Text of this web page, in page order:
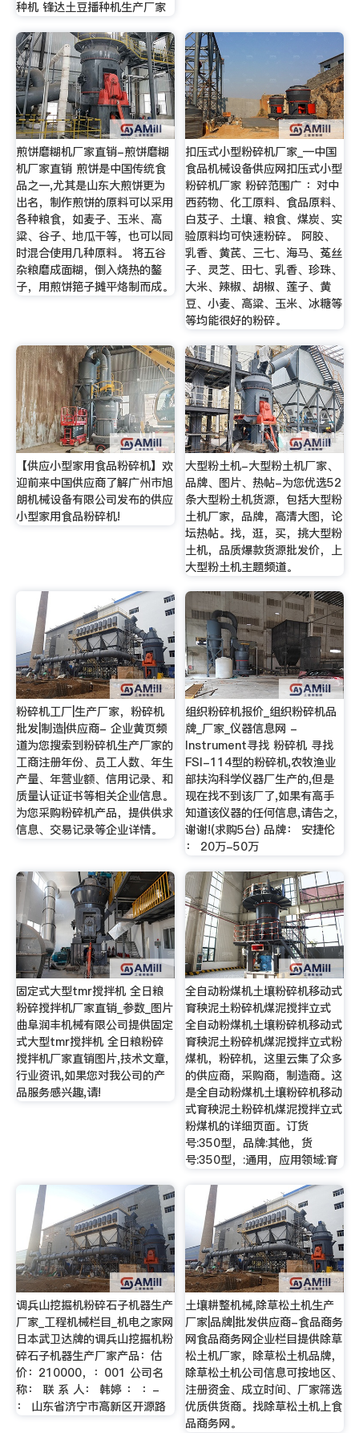
种机 锋达土豆播种机生产厂家
煎饼磨糊机厂家直销-煎饼磨糊
机厂家直销 煎饼是中国传统食
品之一,尤其是山东大煎饼更为
出名，制作煎饼的原料可以采用
各种粮食，如麦子、玉米、高
粱、谷子、地瓜干等，也可以同
时混合使用几种原料。 将五谷
杂粮磨成面糊，倒入烧热的鏊
子，用煎饼筢子摊平烙制而成。
扣压式小型粉碎机厂家_—中国
食品机械设备供应网扣压式小型
粉碎机厂家 粉碎范围广 ：对中
西药物、化工原料、食品原料、
白芨子、土壤、粮食、煤炭、实
验原料均可快速粉碎。 阿胶、
乳香、黄芪、三七、海马、菟丝
子、灵芝、田七、乳香、珍珠、
大米、辣椒、胡椒、莲子、黄
豆、小麦、高粱、玉米、冰糖等
等均能很好的粉碎。
【供应小型家用食品粉碎机】欢
迎前来中国供应商了解广州市旭
朗机械设备有限公司发布的供应
小型家用食品粉碎机!
大型粉土机-大型粉土机厂家、
品牌、图片、热帖-为您优选52
条大型粉土机货源，包括大型粉
土机厂家，品牌，高清大图，论
坛热帖。找，逛，买，挑大型粉
土机，品质爆款货源批发价，上
大型粉土机主题频道。
粉碎机工厂|生产厂家，粉碎机
批发|制造|供应商- 企业黄页频
道为您搜索到粉碎机生产厂家的
工商注册年份、员工人数、年生
产量、年营业额、信用记录、和
质量认证证书等相关企业信息。
为您采购粉碎机产品，提供供求
信息、交易记录等企业详情。
组织粉碎机报价_组织粉碎机品
牌_厂家_仪器信息网 -
Instrument寻找 粉碎机 寻找
FSI-114型的粉碎机,农牧渔业
部扶沟科学仪器厂生产的,但是
现在找不到该厂了,如果有高手
知道该仪器的任何信息,请告之,
谢谢!(求购5台) 品牌： 安捷伦
： 20万-50万
固定式大型tmr搅拌机 全日粮
粉碎搅拌机厂家直销_参数_图片
曲阜润丰机械有限公司提供固定
式大型tmr搅拌机 全日粮粉碎
搅拌机厂家直销图片,技术文章,
行业资讯,如果您对我公司的产
品服务感兴趣,请!
全自动粉煤机土壤粉碎机移动式
育秧泥土粉碎机煤泥搅拌立式
全自动粉煤机土壤粉碎机移动式
育秧泥土粉碎机煤泥搅拌立式粉
煤机，粉碎机，这里云集了众多
的供应商，采购商，制造商。这
是全自动粉煤机土壤粉碎机移动
式育秧泥土粉碎机煤泥搅拌立式
粉煤机的详细页面。订货
号:350型，品牌:其他，货
号:350型，:通用，应用领域:育
调兵山挖掘机粉碎石子机器生产
厂家_工程机械栏目_机电之家网
日本武卫达牌的调兵山挖掘机粉
碎石子机器生产厂家产品：估
价：210000，：001 公司名
称： 联 系 人： 韩婷 ： ：-
： 山东省济宁市高新区开源路
土壤耕整机械,除草松土机生产
厂家|品牌|批发供应商-食品商务
网食品商务网企业栏目提供除草
松土机厂家，除草松土机品牌，
除草松土机公司信息可按地区、
注册资金、成立时间、厂家筛选
优质供货商。找除草松土机上食
品商务网。